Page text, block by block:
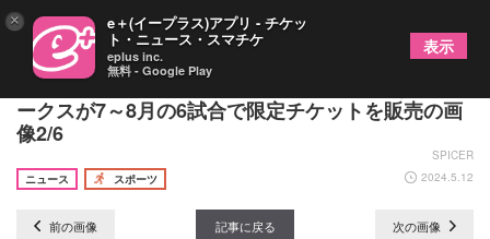
王貞治ベースボールミュージアム入場券付き！ ホ
ークスが7～8月の6試合で限定チケットを販売の画
像2/6
SPICER
ニュース
スポーツ 2024.5.12
前の画像 記事に戻る 次の画像
× e＋(イープラス)アプリ - チケッ
ト・ニュース・スマチケ
eplus inc.
無料 - Google Play
表示